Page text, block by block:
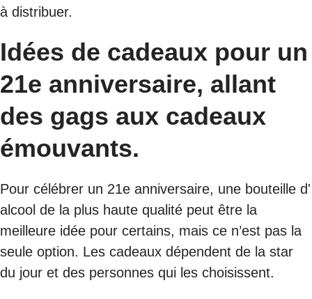
à distribuer.
Idées de cadeaux pour un
21e anniversaire, allant
des gags aux cadeaux
émouvants.
Pour célébrer un 21e anniversaire, une bouteille d'
alcool de la plus haute qualité peut être la
meilleure idée pour certains, mais ce n’est pas la
seule option. Les cadeaux dépendent de la star
du jour et des personnes qui les choisissent.